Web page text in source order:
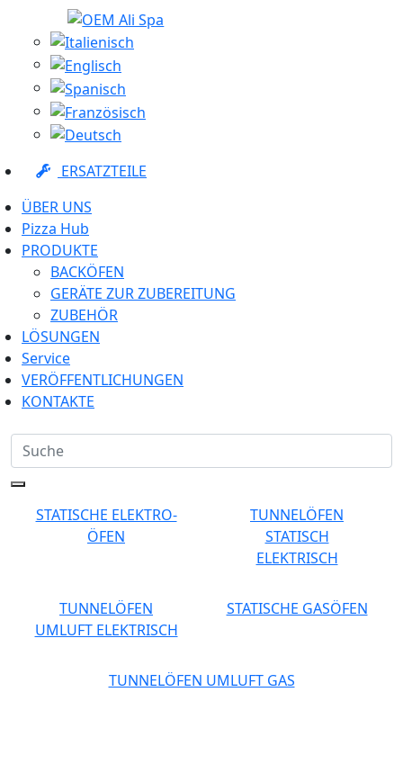
ERSATZTEILE
ÜBER UNS
Pizza Hub
PRODUKTE
BACKÖFEN
GERÄTE ZUR ZUBEREITUNG
ZUBEHÖR
LÖSUNGEN
Service
VERÖFFENTLICHUNGEN
KONTAKTE
STATISCHE ELEKTRO-
ÖFEN
TUNNELÖFEN
STATISCH
ELEKTRISCH
TUNNELÖFEN
UMLUFT ELEKTRISCH
STATISCHE GASÖFEN
TUNNELÖFEN UMLUFT GAS